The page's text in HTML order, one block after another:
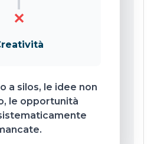
✕
a silos, le idee non
le opportunità